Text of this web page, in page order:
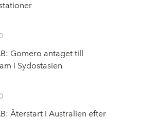
Gomero antaget till
i Sydostasien
Återstart i Australien efter